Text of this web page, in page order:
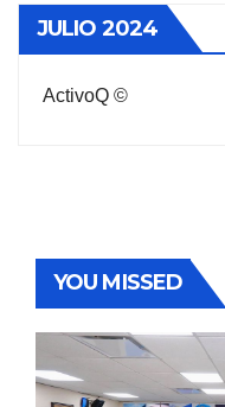
JULIO 2024
ActivoQ ©
YOU MISSED